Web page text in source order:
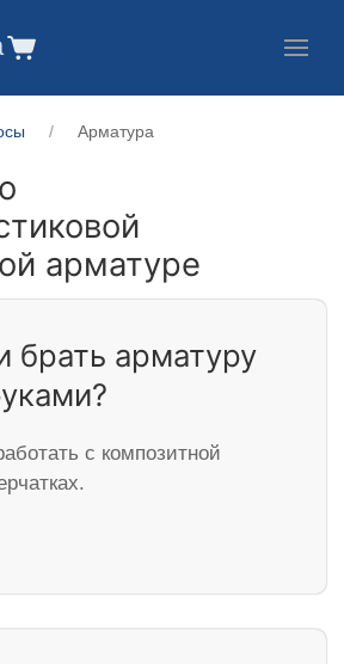
Арматура
арматуре
брать арматуру
с композитной